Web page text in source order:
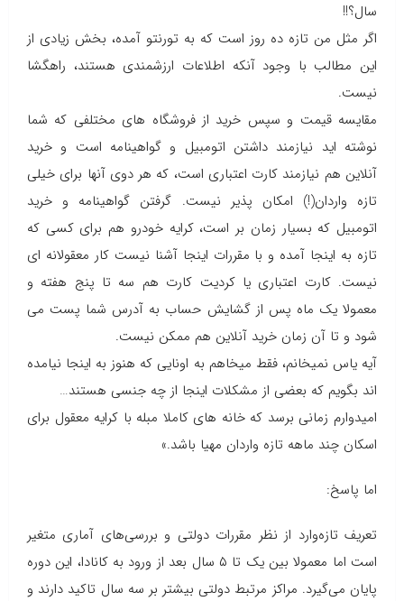
سال؟!!
اگر مثل من تازه ده روز است که به تورنتو آمده، بخش زیادی از
این مطالب با وجود آنکه اطلاعات ارزشمندی هستند، راهگشا
نیست.
مقایسه قیمت و سپس خرید از فروشگاه های مختلفی که شما
نوشته اید نیازمند داشتن اتومبیل و گواهینامه است و خرید
آنلاین هم نیازمند کارت اعتباری است، که هر دوی آنها برای خیلی
تازه واردان(!) امکان پذیر نیست. گرفتن گواهینامه و خرید
اتومبیل که بسیار زمان بر است، کرایه خودرو هم برای کسی که
تازه به اینجا آمده و با مقررات اینجا آشنا نیست کار معقولانه ای
نیست.کارت اعتباری یا کردیت کارت هم سه تا پنج هفته و
معمولا یک ماه پس از گشایش حساب به آدرس شما پست می
شود و تا آن زمان خرید آنلاین هم ممکن نیست.
آیه یاس نمیخانم، فقط میخاهم به اونایی که هنوز به اینجا نیامده
اند بگویم که بعضی از مشکلات اینجا از چه جنسی هستند…
امیدوارم زمانی برسد که خانه های کاملا مبله با کرایه معقول برای
اسکان چند ماهه تازه واردان مهیا باشد.
»
اما پاسخ:
تعریف تازه‌وارد از نظر مقررات دولتی و بررسی‌های آماری متغیر
است اما معمولا بین یک تا ۵ سال بعد از ورود به کانادا، این دوره
پایان می‌گیرد. مراکز مرتبط دولتی بیشتر بر سه سال تاکید دارند و